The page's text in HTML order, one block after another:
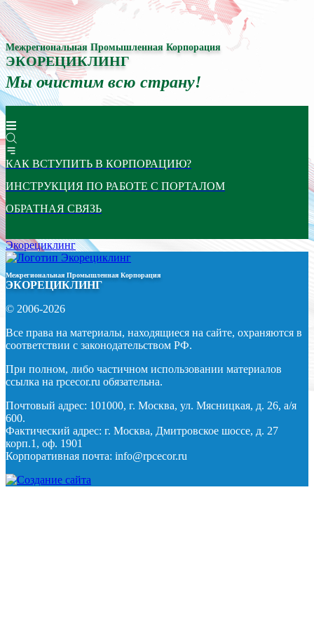
Межрегиональная Промышленная Корпорация
ЭКОРЕЦИКЛИНГ
Мы очистим всю страну!
КАК ВСТУПИТЬ В КОРПОРАЦИЮ?
ИНСТРУКЦИЯ ПО РАБОТЕ С ПОРТАЛОМ
ОБРАТНАЯ СВЯЗЬ
Экорециклинг
Межрегиональная Промышленная Корпорация
ЭКОРЕЦИКЛИНГ
© 2006-2026
Все права на материалы, находящиеся на сайте, охраняются в
соответствии с законодательством РФ.
При полном, либо частичном использовании материалов
ссылка на rpcecor.ru обязательна.
Почтовый адрес: 101000, г. Москва, ул. Мясницкая, д. 26, а/я
600.
Фактический адрес: г. Москва, Дмитровское шоссе, д. 27
корп.1, оф. 1901
Корпоративная почта: info@rpcecor.ru